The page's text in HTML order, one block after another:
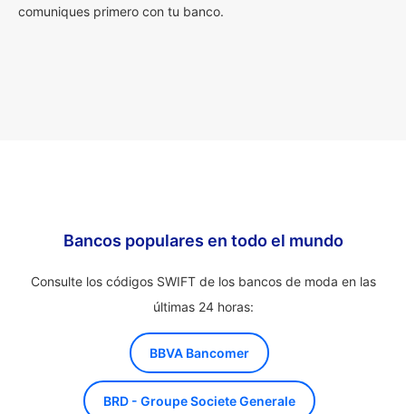
comuniques primero con tu banco.
Bancos populares en todo el mundo
Consulte los códigos SWIFT de los bancos de moda en las
últimas 24 horas:
BBVA Bancomer
BRD - Groupe Societe Generale